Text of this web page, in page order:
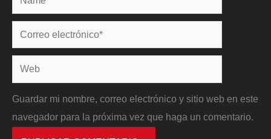
Correo
electrónico*
Web
Guardar mi nombre, correo electrónico y sitio web en este
navegador para la próxima vez que haga un comentario.